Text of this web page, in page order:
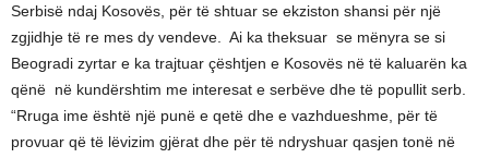
Serbisë ndaj Kosovës, për të shtuar se ekziston shansi për një
zgjidhje të re mes dy vendeve. Ai ka theksuar se mënyra se si
Beogradi zyrtar e ka trajtuar çështjen e Kosovës në të kaluarën ka
qënë në kundërshtim me interesat e serbëve dhe të popullit serb.
“Rruga ime është një punë e qetë dhe e vazhdueshme, për të
provuar që të lëvizim gjërat dhe për të ndryshuar qasjen tonë në